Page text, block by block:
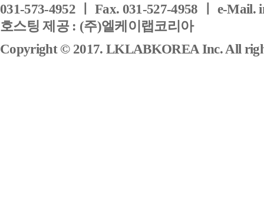
031-573-4952 ㅣ Fax. 031-527-4958 ㅣ e-Mail.
호스팅 제공 : (주)엘케이랩코리아
Copyright © 2017. LKLABKOREA Inc. All